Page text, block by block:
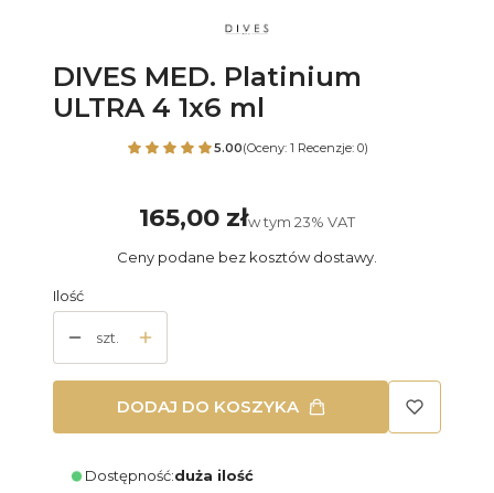
DIVES MED. Platinium
ULTRA 4 1x6 ml
5.00(Oceny: 1 Recenzje: 0)
Cena
165,00 złw tym 23% VAT
w tym 23% VAT
Ceny podane bez kosztów dostawy.
Ilość
szt.
DODAJ DO KOSZYKA
Dostępność:duża ilość